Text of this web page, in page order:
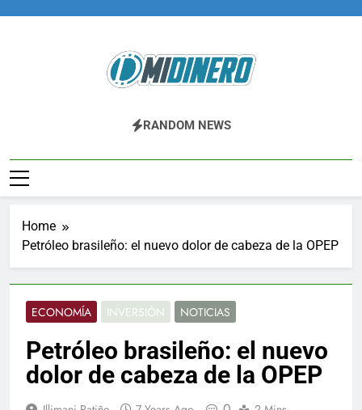
Midinero.co
Fintech, Criptomonedas
RANDOM NEWS
Home
Petróleo brasileño: el nuevo dolor de cabeza de la OPEP
ECONOMÍA INVERSIÓN NOTICIAS
Petróleo brasileño: el nuevo
dolor de cabeza de la OPEP